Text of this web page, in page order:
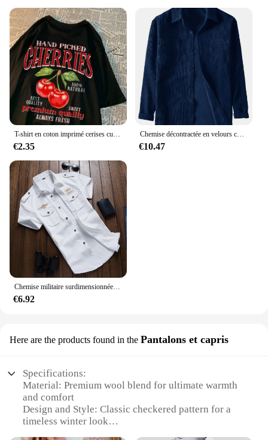
T-shirt en coton imprimé cerises cueillies à la main pour femmes, col rond, manches courtes, vêtements féminins de rue, t-shirts surdimensionnés, mode, doux
€2.35
Chemise décontractée en velours côtelé à manches longues pour hommes, chemise à revers monochrome
€10.47
Chemise militaire surdimensionnée en coton à manches longues pour hommes, chemise décontractée pour hommes, vêtements monochromes de haute qualité, outillage, printemps
€6.92
Here are the products found in the Pantalons et capris
Specifications:
Material: Premium wool blend for ultimate warmth
and comfort
Design and Style: Classic checkered pattern for a
timeless winter look